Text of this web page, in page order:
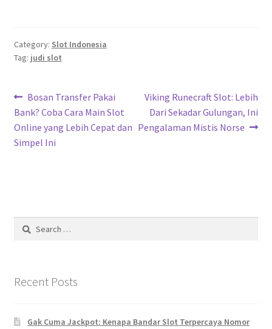
Category: Slot Indonesia
Tag: judi slot
Post
navigation
Previous
post:
Bosan Transfer Pakai
Bank? Coba Cara Main Slot
Online yang Lebih Cepat dan
Simpel Ini
Next
post:
Viking Runecraft Slot: Lebih
Dari Sekadar Gulungan, Ini
Pengalaman Mistis Norse
Search
Recent Posts
Gak Cuma Jackpot: Kenapa Bandar Slot Terpercaya Nomor